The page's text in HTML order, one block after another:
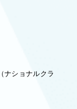
ナショナルクラ